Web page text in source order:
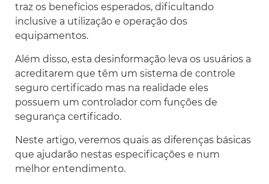
traz os benefícios esperados, dificultando
inclusive a utilização e operação dos
equipamentos.
Além disso, esta desinformação leva os usuários a
acreditarem que têm um sistema de controle
seguro certificado mas na realidade eles
possuem um controlador com funções de
segurança certificado.
Neste artigo, veremos quais as diferenças básicas
que ajudarão nestas especificações e num
melhor entendimento.